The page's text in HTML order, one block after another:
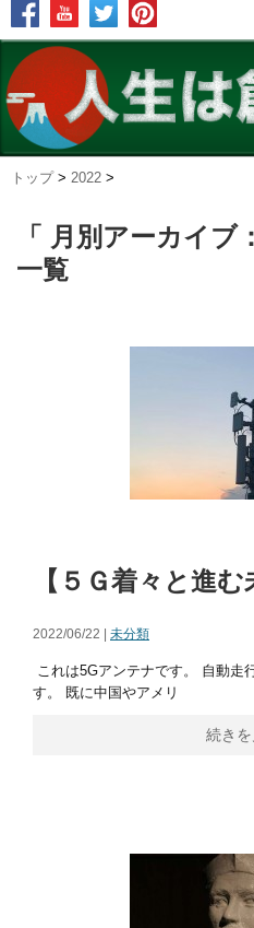
トップ > 2022 >
「 月別アーカイブ
一覧
【５Ｇ着々と進む
2022/06/22 | 未分類
これは5Gアンテナです。 自動走
す。 既に中国やアメリ
続きを